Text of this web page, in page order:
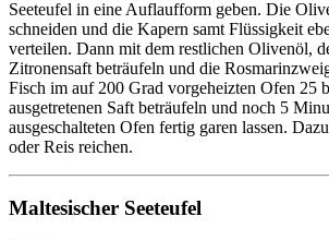
Seeteufel in eine Auflaufform geben. Die
schneiden und die Kapern samt Flüssigkeit
verteilen. Dann mit dem restlichen Olivenöl,
Zitronensaft beträufeln und die
Fisch im auf 200 Grad vorgeheizten Ofen 25
ausgetretenen Saft beträufeln und noch 5
ausgeschalteten Ofen fertig garen lassen.
oder Reis reichen.
Maltesischer Seeteufel